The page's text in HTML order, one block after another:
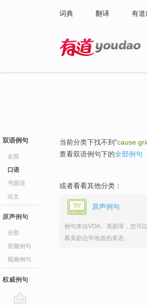
词典 翻译 有道
双语例句
全部
口语
书面语
论文
原声例句
全部
音频例句
视频例句
权威例句
当前分类下找不到"cause
查看双语例句下的全部例句
或者看看其他分类：
原声例句
例句来自VOA、美剧等，您可
看美剧边学地道的美语。